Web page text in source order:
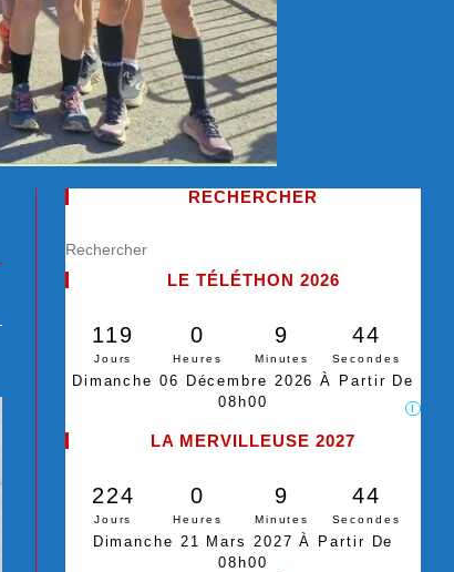
RECHERCHER
LE TÉLÉTHON 2026
119
Jours
0
Heures
9
Minutes
43
Secondes
Dimanche 06 Décembre 2026 À Partir De
08h00
LA MERVILLEUSE 2027
224
Jours
0
Heures
9
Minutes
43
Secondes
Dimanche 21 Mars 2027 À Partir De
08h00